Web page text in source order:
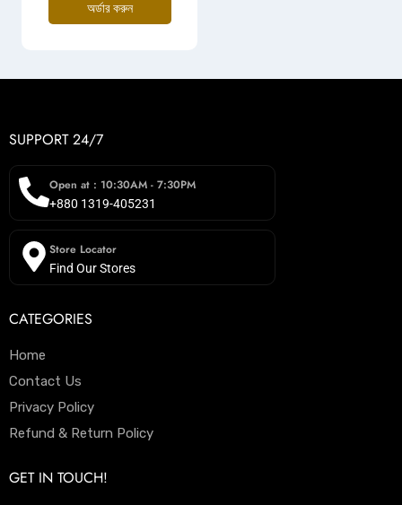
অর্ডার করুন
SUPPORT 24/7
Open at : 10:30AM - 7:30PM
+880 1319-405231
Store Locator
Find Our Stores
CATEGORIES
Home
Contact Us
Privacy Policy
Refund & Return Policy
GET IN TOUCH!